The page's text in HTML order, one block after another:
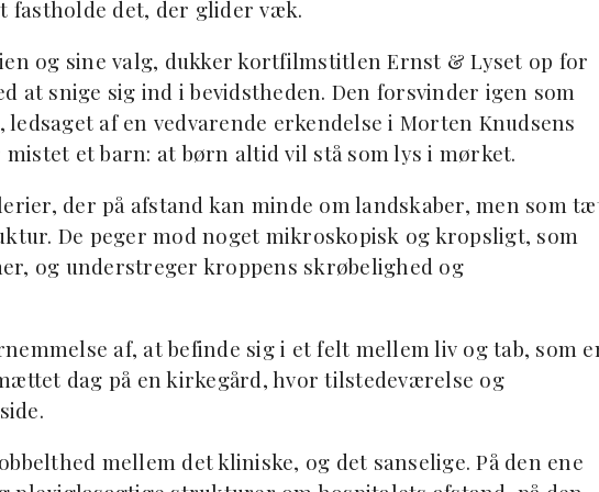
fastholde det, der glider væk.
og sine valg, dukker kortfilmstitlen Ernst & Lyset op for
at snige sig ind i bevidstheden. Den forsvinder igen som
af en vedvarende erkendelse i Morten Knudsens
et barn: at børn altid vil stå som lys i mørket.
der på afstand kan minde om landskaber, men som
De peger mod noget mikroskopisk og kropsligt, som
og understreger kroppens skrøbelighed og
af, at befinde sig i et felt mellem liv og tab, som
dag på en kirkegård, hvor tilstedeværelse og
mellem det kliniske, og det sanselige. På den ene